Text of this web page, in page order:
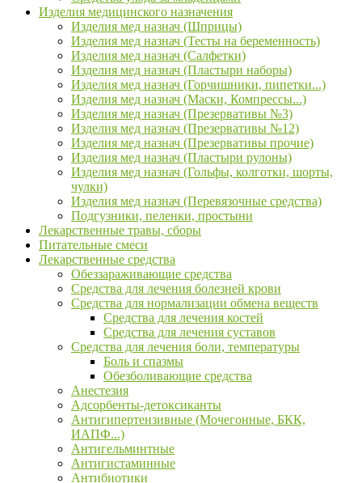
Изделия медицинского назначения
Изделия мед назнач (Шприцы)
Изделия мед назнач (Тесты на беременность)
Изделия мед назнач (Салфетки)
Изделия мед назнач (Пластыри наборы)
Изделия мед назнач (Горчишники, пипетки...)
Изделия мед назнач (Маски, Компрессы...)
Изделия мед назнач (Презервативы №3)
Изделия мед назнач (Презервативы №12)
Изделия мед назнач (Презервативы прочие)
Изделия мед назнач (Пластыри рулоны)
Изделия мед назнач (Гольфы, колготки, шорты,
чулки)
Изделия мед назнач (Перевязочные средства)
Подгузники, пеленки, простыни
Лекарственные травы, сборы
Питательные смеси
Лекарственные средства
Обеззараживающие средства
Средства для лечения болезней крови
Средства для нормализации обмена веществ
Средства для лечения костей
Средства для лечения суставов
Средства для лечения боли, температуры
Боль и спазмы
Обезболивающие средства
Анестезия
Адсорбенты-детоксиканты
Антигипертензивные (Мочегонные, БКК,
ИАПФ...)
Антигельминтные
Антигистаминные
Антибиотики